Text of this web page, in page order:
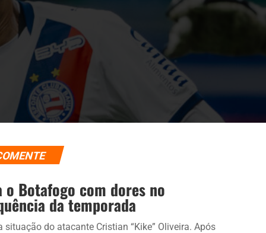
Botafogo com dores no
da temporada
do atacante Cristian “Kike” Oliveira. Após